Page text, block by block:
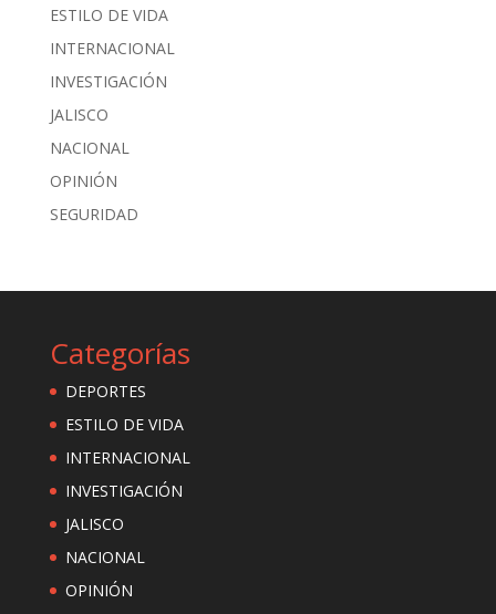
ESTILO DE VIDA
INTERNACIONAL
INVESTIGACIÓN
JALISCO
NACIONAL
OPINIÓN
SEGURIDAD
Categorías
DEPORTES
ESTILO DE VIDA
INTERNACIONAL
INVESTIGACIÓN
JALISCO
NACIONAL
OPINIÓN